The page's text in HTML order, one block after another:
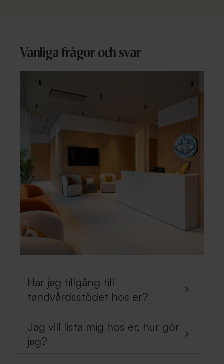
Vanliga frågor och svar
Har jag tillgång till
tandvårdsstödet hos er?
Jag vill lista mig hos er, hur gör
jag?